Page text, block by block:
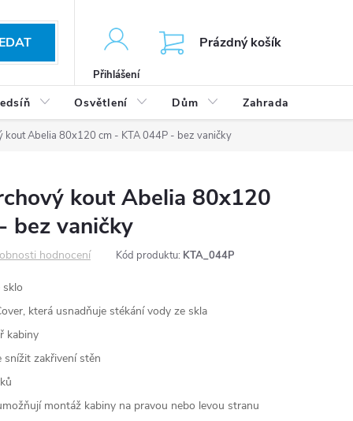
Přihlášení
Prázdný košík
Osvětlení Dům Zahrada
kout Abelia 80x120 cm - KTA 044P - bez vaničky
kout Abelia 80x120
bez vaničky
hodnocení Kód produktu: KTA_044P
sklo
která usnadňuje stékání vody ze skla
kabiny
zakřivení stěn
montáž kabiny na pravou nebo levou stranu